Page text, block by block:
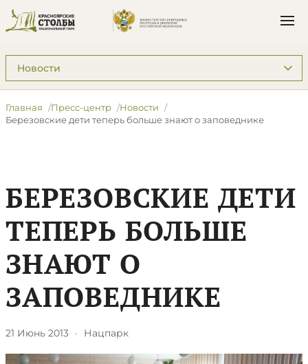
Подразделы: Пресс-центр
Главная Пресс-центр
Новости
Березовские дети теперь больше знают о заповеднике
БЕРЕЗОВСКИЕ ДЕТИ
ТЕПЕРЬ БОЛЬШЕ
ЗНАЮТ О
ЗАПОВЕДНИКЕ
21 Июнь 2013 · Нацпарк